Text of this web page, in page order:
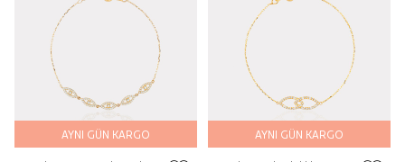
AYNI GÜN KARGO AYNI GÜN KARGO